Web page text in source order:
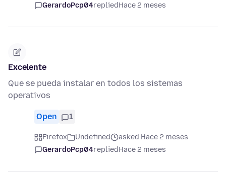
GerardoPcp04repliedHace 2 meses
Excelente
Que se pueda instalar en todos los sistemas
operativos
Open 1
Firefox Undefined
asked Hace 2 meses
GerardoPcp04repliedHace 2 meses